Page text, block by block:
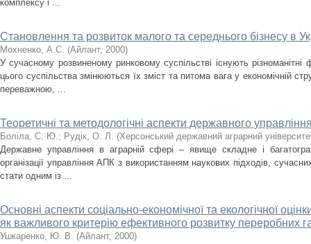
комплексу і ...
Становлення та розвиток малого та середнього бізнесу в
Мохненко, А.С. (Айлант, 2000)
У сучасному розвиненому ринковому суспільстві існують
цього суспільства змінюються їх зміст та питома вага у економічній
переважною, ...
Теоретичні та методологічні аспекти державного
Боліла, С. Ю.; Рудік, О. Л. (Херсонський державний аграрний
Державне управління в аграрній сфері – явище складне і
організації управління АПК з використанням наукових підходів,
стати одним із ...
Основні аспекти соціально-економічної та екологічної
як важливого критерію ефективного розвитку переробних
Ушкаренко, Ю. В. (Айлант, 2000)